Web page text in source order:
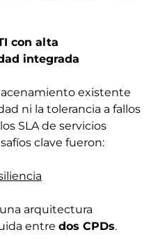
con alta
integrada
existente
ni la tolerancia a fallos
SLA de servicios
clave fueron:
arquitectura
entre dos CPDs.